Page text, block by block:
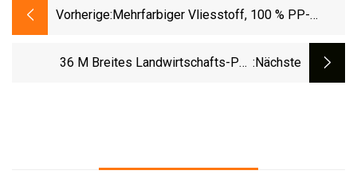
Vorherige: Mehrfarbiger Vliesstoff, 100 % PP-
36 M Breites Landwirtschafts-PP- :nächste